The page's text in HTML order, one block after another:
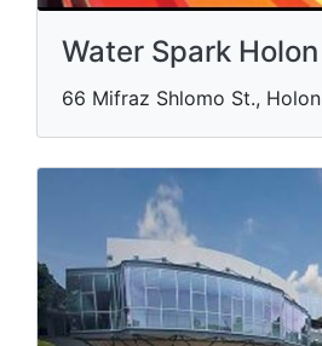
Water Spark Holon
66 Mifraz Shlomo St., Holon